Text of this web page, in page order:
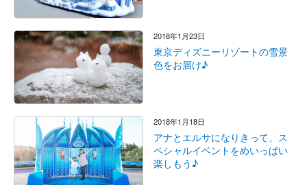
2018年1月23日
東京ディズニーリゾートの雪景
色をお届け♪
2018年1月18日
アナとエルサになりきって、ス
ペシャルイベントをめいっぱい
楽しもう♪